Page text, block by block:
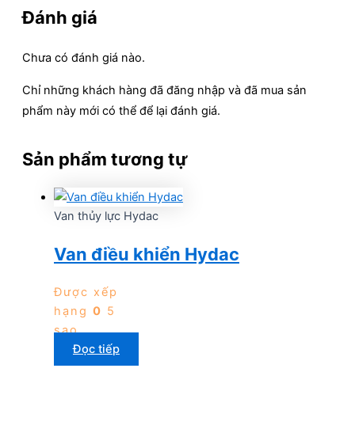
Đánh giá
Chưa có đánh giá nào.
Chỉ những khách hàng đã đăng nhập và đã mua sản
phẩm này mới có thể để lại đánh giá.
Sản phẩm tương tự
Van thủy lực Hydac
Van điều khiển Hydac
Được xếp
hạng 0 5
sao
Đọc tiếp